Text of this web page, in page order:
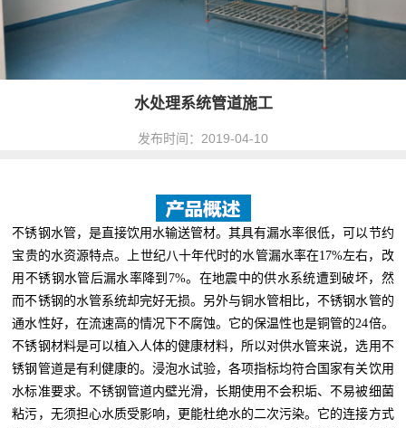
水处理系统管道施工
发布时间：2019-04-10
不锈钢水管，是直接饮用水输送管材。其具有漏水率很低，可以节约
宝贵的水资源特点。上世纪八十年代时的水管漏水率在17%左右，改
用不锈钢水管后漏水率降到7%。在地震中的供水系统遭到破坏，然
而不锈钢的水管系统却完好无损。另外与铜水管相比，不锈钢水管的
通水性好，在流速高的情况下不腐蚀。它的保温性也是铜管的24倍。
不锈钢材料是可以植入人体的健康材料，所以对供水管来说，选用不
锈钢管道是有利健康的。浸泡水试验，各项指标均符合国家有关饮用
水标准要求。不锈钢管道内壁光滑，长期使用不会积垢、不易被细菌
粘污，无须担心水质受影响，更能杜绝水的二次污染。它的连接方式